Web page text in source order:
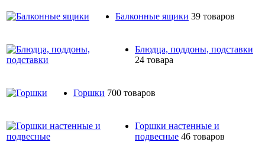
Балконные ящики 39 товаров
Блюдца, поддоны, подставки
24 товара
Горшки 700 товаров
Горшки настенные и
подвесные 46 товаров